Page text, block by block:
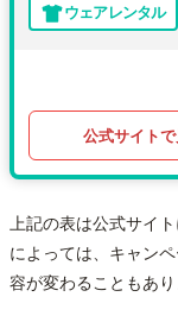
ウェアレンタル
公式サイト
上記の表は公式サイ
によっては、キャン
容が変わることもあ